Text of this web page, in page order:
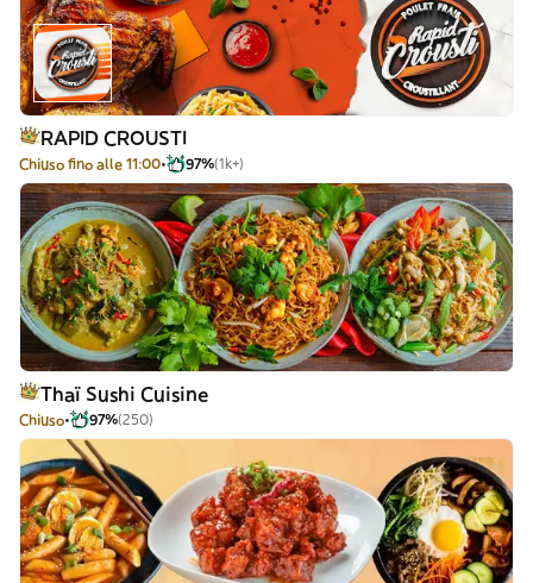
RAPID CROUSTI
Chiuso fino alle 11:00 97%(1k+)
Thaï Sushi Cuisine
Chiuso 97%(250)